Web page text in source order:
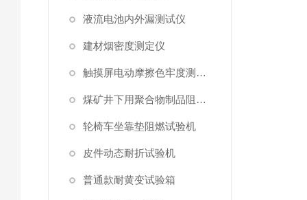
液流电池内外漏测试仪
建材烟密度测定仪
触摸屏电动摩擦色牢度测试仪
煤矿井下用聚合物制品阻燃性测试仪
轮椅车坐靠垫阻燃试验机
皮件动态耐折试验机
普通款耐黄变试验箱